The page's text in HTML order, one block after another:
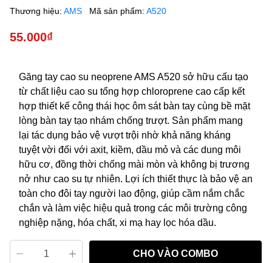
Thương hiệu: AMS Mã sản phẩm: A520
55.000₫
Găng tay cao su neoprene AMS A520 sở hữu cấu tạo
từ chất liệu cao su tổng hợp chloroprene cao cấp kết
hợp thiết kế công thái học ôm sát bàn tay cùng bề mặt
lòng bàn tay tạo nhám chống trượt. Sản phẩm mang
lại tác dụng bảo vệ vượt trội nhờ khả năng kháng
tuyệt vời đối với axit, kiềm, dầu mỏ và các dung môi
hữu cơ, đồng thời chống mài mòn và không bị trương
nở như cao su tự nhiên. Lợi ích thiết thực là bảo vệ an
toàn cho đôi tay người lao động, giúp cầm nắm chắc
chắn và làm việc hiệu quả trong các môi trường công
nghiệp nặng, hóa chất, xi mạ hay lọc hóa dầu.
CHO VÀO COMBO